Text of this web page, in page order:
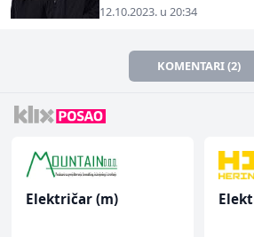
12.10.2023. u 20:34
KOMENTARI (2)
Električar (m)